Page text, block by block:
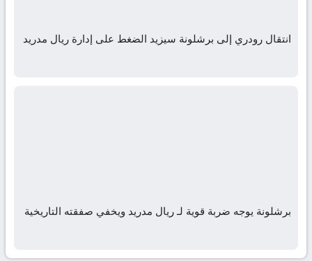
انتقال رودري إلى برشلونة سيزيد الضغط على إدارة ريال مدريد
برشلونة يوجه ضربة قوية لـ ريال مدريد ويخفي صفقته التاريخية